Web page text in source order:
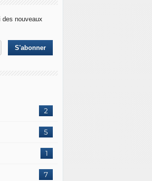
des nouveaux
2
5
1
7